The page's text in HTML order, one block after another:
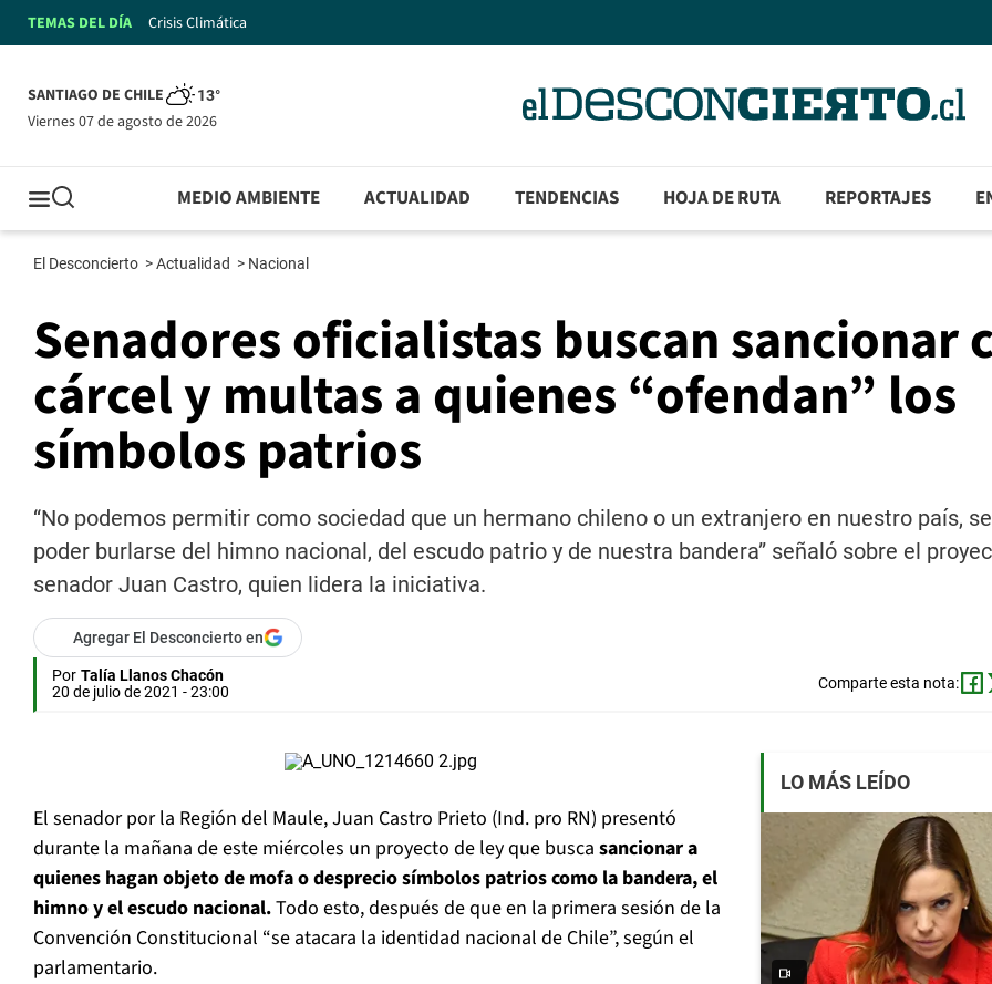
TEMAS DEL DÍA Crisis Climática
SANTIAGO DE CHILE 13°
viernes 07 de agosto de 2026
MEDIO AMBIENTE ACTUALIDAD TENDENCIAS HOJA DE RUTA REPORTAJES
El Desconcierto >Actualidad > Nacional
Senadores oficialistas buscan sancionar
cárcel y multas a quienes “ofendan” los
símbolos patrios
“No podemos permitir como sociedad que un hermano chileno o un extranjero en nuestro país,
poder burlarse del himno nacional, del escudo patrio y de nuestra bandera” señaló sobre el
senador Juan Castro, quien lidera la iniciativa.
Agregar El Desconcierto en
Por Talía Llanos Chacón
20 de julio de 2021 - 23:00
Comparte esta nota:
El senador por la Región del Maule, Juan Castro Prieto (Ind. pro RN) presentó
durante la mañana de este miércoles un proyecto de ley que busca sancionar a
quienes hagan objeto de mofa o desprecio símbolos patrios como la bandera, el
himno y el escudo nacional.Todo esto, después de que en la primera sesión de la
Convención Constitucional “se atacara la identidad nacional de Chile”, según el
parlamentario.
LO MÁS LEÍDO